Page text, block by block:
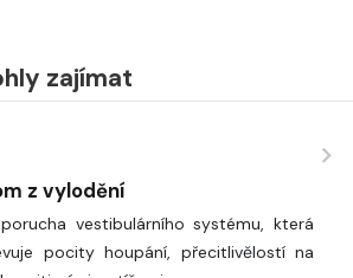
zajímat
z vylodění
vestibulárního systému, která
pocity houpání, přecitlivělostí na